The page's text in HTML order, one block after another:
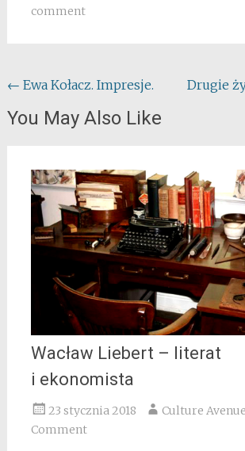
comment
Post
navigation
← Ewa Kołacz. Impresje. Drugie
You May Also Like
Wacław Liebert – literat
i ekonomista
23 stycznia 2018 Culture Avenue
Comment